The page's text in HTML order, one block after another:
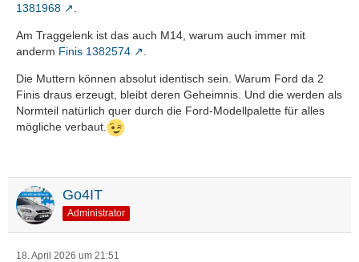
1381968
Am Traggelenk ist das auch M14, warum auch immer mit
anderm Finis 1382574
Die Muttern können absolut identisch sein. Warum Ford da 2
Finis draus erzeugt, bleibt deren Geheimnis. Und die werden als
Normteil natürlich quer durch die Ford-Modellpalette für alles
mögliche verbaut.
Go4IT
Administrator
18. April 2026 um 21:51